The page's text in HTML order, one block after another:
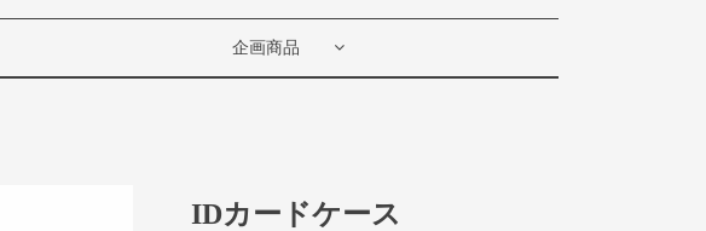
企画商品
IDカードケース